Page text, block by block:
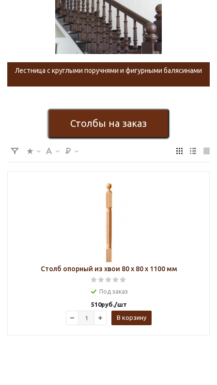
Лестница с круглыми поручнями и фигурными балясинами
Столбы на заказ
Столб опорный из хвои 80 х 80 х 1100 мм
Под заказ
510руб./шт
В корзину